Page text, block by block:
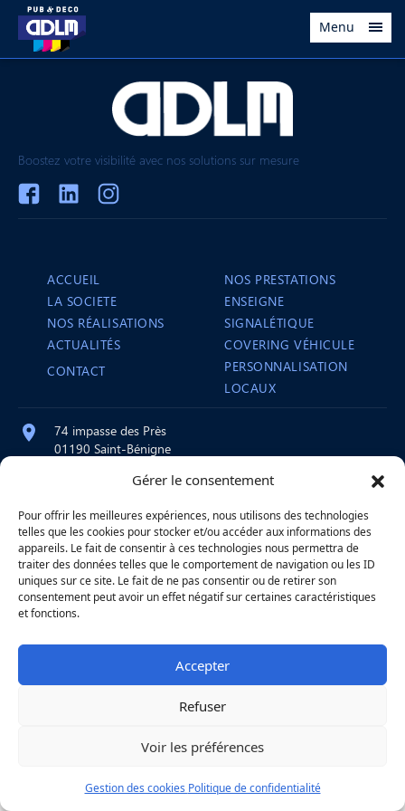
Gérer le consentement
Pour offrir les meilleures expériences, nous utilisons des technologies
telles que les cookies pour stocker et/ou accéder aux informations des
appareils. Le fait de consentir à ces technologies nous permettra de
traiter des données telles que le comportement de navigation ou les ID
uniques sur ce site. Le fait de ne pas consentir ou de retirer son
consentement peut avoir un effet négatif sur certaines caractéristiques
et fonctions.
Accepter
Refuser
Voir les préférences
Gestion des cookies Politique de confidentialité
Menu
Boostez votre visibilité avec nos solutions sur mesure
ACCUEIL
LA SOCIETE
NOS RÉALISATIONS
ACTUALITÉS
CONTACT
NOS PRESTATIONS
ENSEIGNE
SIGNALÉTIQUE
COVERING VÉHICULE
PERSONNALISATION
LOCAUX
74 impasse des Près
01190 Saint-Bénigne
contact@atelier-martre.fr
09 72 95 15 20
Lundi au jeudi : 8h – 12h / 14h – 18h
Vendredi : 8h – 12h
|Mentions légales